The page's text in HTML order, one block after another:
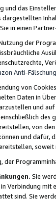
und das
dargestellten
in einen
der
Anti-
von
Daten in
und
des
von
und dafür,
soweit
der
Sie
Verbindung mit
sind. Sie